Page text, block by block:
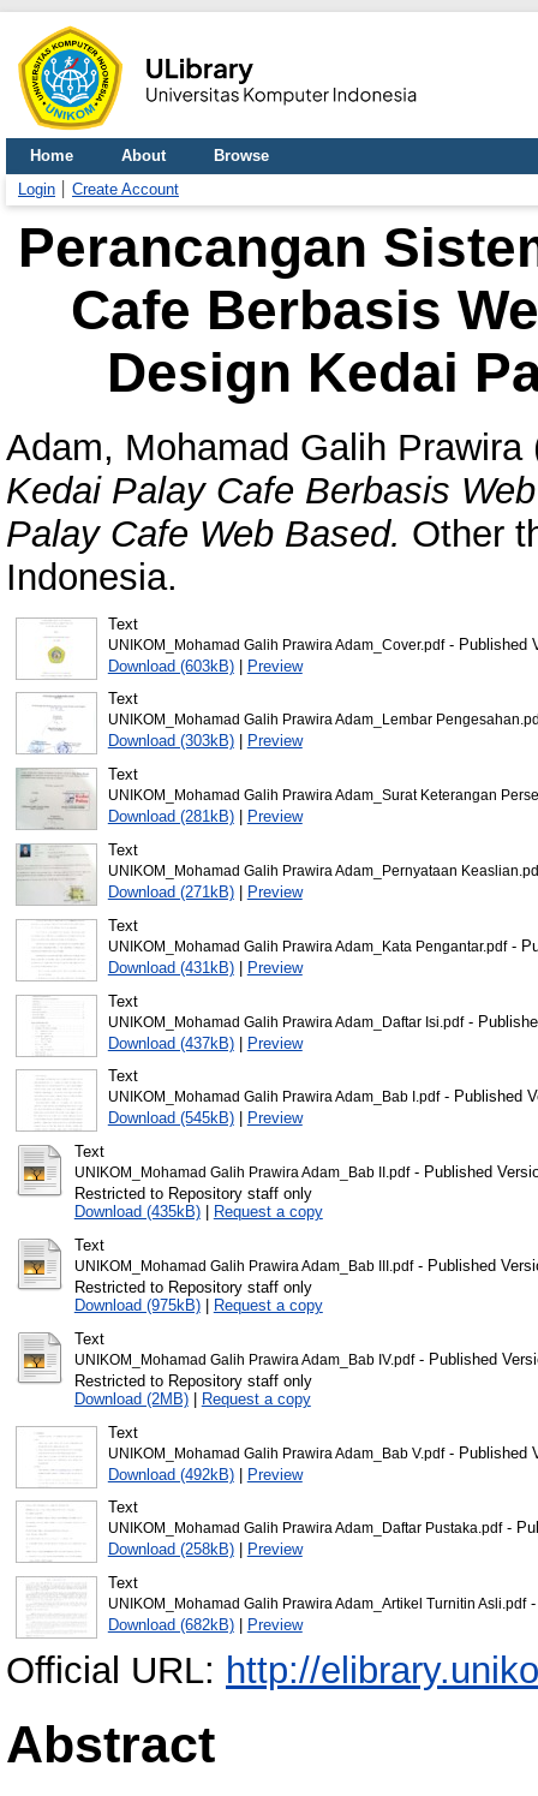
Home About
Browse
Login
Create Account
Perancangan
Cafe Berbasis
Design Kedai
Adam, Mohamad Galih Prawira
Kedai Palay Cafe Berbasis
Palay Cafe Web Based. Other
Indonesia.
Text
UNIKOM_Mohamad Galih Prawira Adam_Cover.pdf- Published
Download (603kB)| Preview
Text
UNIKOM_Mohamad Galih Prawira Adam_Lembar
Download (303kB)|
Preview
Text
UNIKOM_Mohamad Galih Prawira Adam_Surat Keterangan
Download (281kB)|
Preview
Text
UNIKOM_Mohamad Galih Prawira Adam_Pernyataan
Download (271kB)|
Preview
Text
UNIKOM_Mohamad Galih Prawira Adam_Kata Pengantar.pdf-
Download (431kB)|
Preview
Text
UNIKOM_Mohamad Galih Prawira Adam_Daftar Isi.pdf-
Download (437kB)| Preview
Text
UNIKOM_Mohamad Galih Prawira Adam_Bab I.pdf- Published
Download (545kB)|
Preview
Text
UNIKOM_Mohamad Galih Prawira Adam_Bab II.pdf- Published
Restricted to Repository staff only
Download (435kB)|
Request a copy
Text
UNIKOM_Mohamad Galih Prawira Adam_Bab III.pdf- Published
Restricted to Repository staff only
Download (975kB)|
Request a copy
Text
UNIKOM_Mohamad Galih Prawira Adam_Bab IV.pdf- Published
Restricted to Repository staff only
Download (2MB)|
Request a copy
Text
UNIKOM_Mohamad Galih Prawira Adam_Bab V.pdf- Published
Download (492kB)| Preview
Text
UNIKOM_Mohamad Galih Prawira Adam_Daftar Pustaka.pdf-
Download (258kB)|
Preview
Text
UNIKOM_Mohamad Galih Prawira Adam_Artikel Turnitin Asli.pdf-
Download (682kB)| Preview
Official URL: http://
Abstract